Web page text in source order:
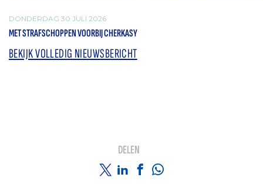
DONDERDAG 30 JULI 2026
MET STRAFSCHOPPEN VOORBIJ CHERKASY
BEKIJK VOLLEDIG NIEUWSBERICHT
DELEN